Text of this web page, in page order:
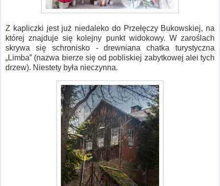
Z kapliczki jest już niedaleko do Przełęczy Bukowskiej, na
której znajduje się kolejny punkt widokowy. W zaroślach
skrywa się schronisko - drewniana chatka turystyczna
„Limba” (nazwa bierze się od pobliskiej zabytkowej alei tych
drzew). Niestety była nieczynna.